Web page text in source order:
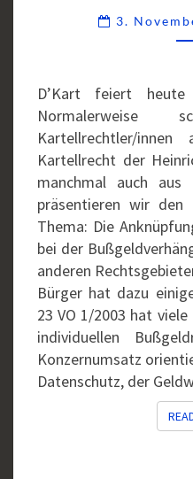
3.
D’Kart feiert
Kartellrechtler/
Kartellrecht der
manchmal auch
präsentieren wir den
Thema: Die
bei der
anderen
Bürger hat dazu
23 VO 1/2003 hat
individuellen
Konzernumsatz
Datenschutz, der